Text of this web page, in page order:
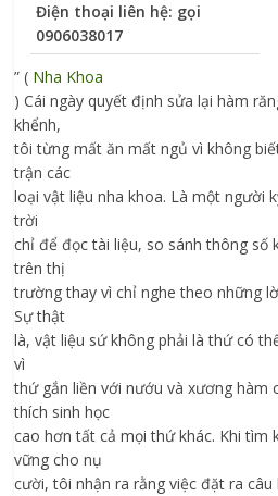
Điện thoại liên hệ: gọi
0906038017
” ( Nha Khoa
) Cái ngày quyết định sửa lại hàm
khểnh,
tôi từng mất ăn mất ngủ vì không
trận các
loại vật liệu nha khoa. Là một người
trời
chỉ để đọc tài liệu, so sánh thông số
trên thị
trường thay vì chỉ nghe theo những
Sự thật
là, vật liệu sứ không phải là thứ có
vì
thứ gắn liền với nướu và xương hàm
thích sinh học
cao hơn tất cả mọi thứ khác. Khi tìm
vững cho nụ
cười, tôi nhận ra rằng việc đặt ra